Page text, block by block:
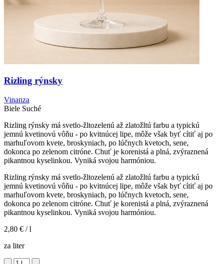
Rizling rýnsky
Vinanza
Biele Suché
Rizling rýnsky má svetlo-žltozelenú až zlatožltú farbu a typickú
jemnú kvetinovú vôňu - po kvitnúcej lipe, môže však byť cítiť aj po
marhuľovom kvete, broskyniach, po lúčnych kvetoch, sene,
dokonca po zelenom citróne. Chuť je korenistá a plná, zvýraznená
pikantnou kyselinkou. Vyniká svojou harmóniou.
Rizling rýnsky má svetlo-žltozelenú až zlatožltú farbu a typickú
jemnú kvetinovú vôňu - po kvitnúcej lipe, môže však byť cítiť aj po
marhuľovom kvete, broskyniach, po lúčnych kvetoch, sene,
dokonca po zelenom citróne. Chuť je korenistá a plná, zvýraznená
pikantnou kyselinkou. Vyniká svojou harmóniou.
2,80 € / l
za liter